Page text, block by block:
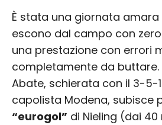
È stata una giornata amara
escono dal campo con
una prestazione con errori
completamente da buttare.
Abate, schierata con il 3-5-
capolista Modena, subisce
“eurogol” di Nieling (dai